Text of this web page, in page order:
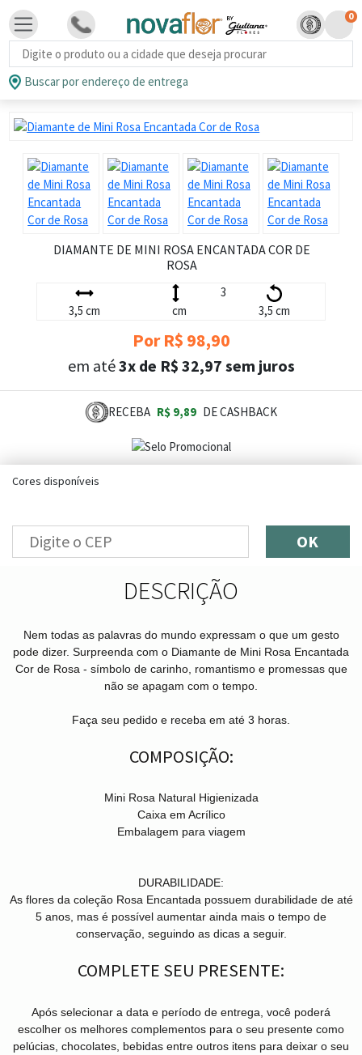
Busca de produtos
0
Buscar por endereço de entrega
DIAMANTE DE MINI ROSA ENCANTADA COR DE
ROSA
3,5 cm
3
cm
3,5 cm
Por R$ 98,90
em até3x de R$ 32,97 sem juros
RECEBA R$ 9,89 DE CASHBACK
Cores disponíveis
OK
DESCRIÇÃO
Nem todas as palavras do mundo expressam o que um gesto
pode dizer. Surpreenda com o Diamante de Mini Rosa Encantada
Cor de Rosa - símbolo de carinho, romantismo e promessas que
não se apagam com o tempo.
Faça seu pedido e receba em até 3 horas.
COMPOSIÇÃO:
Mini Rosa Natural Higienizada
Caixa em Acrílico
Embalagem para viagem
DURABILIDADE:
As flores da coleção Rosa Encantada possuem durabilidade de até
5 anos, mas é possível aumentar ainda mais o tempo de
conservação, seguindo as dicas a seguir.
COMPLETE SEU PRESENTE:
Após selecionar a data e período de entrega, você poder
escolher os melhores complementos para o seu presente como
pelúcias, chocolates, bebidas entre outros itens para deixar o seu